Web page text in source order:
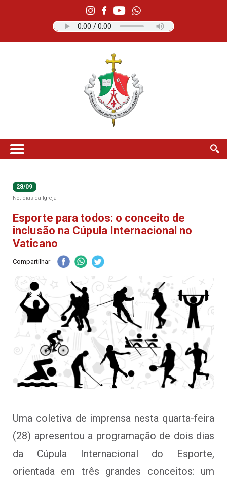
28/09
Notícias da Igreja
Esporte para todos: o conceito de
inclusão na Cúpula Internacional no
Vaticano
Compartilhar
Uma coletiva de imprensa nesta quarta-feira
(28) apresentou a programação de dois dias
da Cúpula Internacional do Esporte,
orientada em três grandes conceitos: um